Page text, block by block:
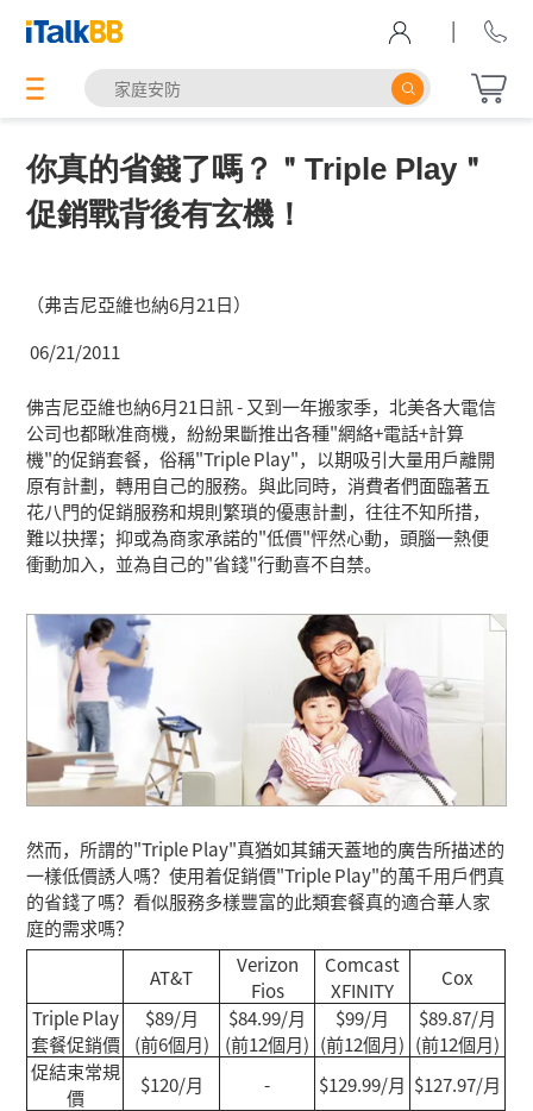
|
你真的省錢了嗎？＂Triple Play＂
促銷戰背後有玄機！
（弗吉尼亞維也納6月21日）
06/21/2011
佛吉尼亞維也納6月21日訊 - 又到一年搬家季，北美各大電信
公司也都瞅准商機，紛紛果斷推出各種"網絡+電話+計算
機"的促銷套餐，俗稱"Triple Play"，以期吸引大量用戶離開
原有計劃，轉用自己的服務。與此同時，消費者們面臨著五
花八門的促銷服務和規則繁瑣的優惠計劃，往往不知所措，
難以抉擇；抑或為商家承諾的"低價"怦然心動，頭腦一熱便
衝動加入，並為自己的"省錢"行動喜不自禁。
然而，所謂的"Triple Play"真猶如其鋪天蓋地的廣告所描述的
一樣低價誘人嗎？使用着促銷價"Triple Play"的萬千用戶們真
的省錢了嗎？看似服務多樣豐富的此類套餐真的適合華人家
庭的需求嗎？
AT&T
Verizon
Fios
Comcast
XFINITY
Cox
Triple Play
套餐促銷價
$89/月
(前6個月)
$84.99/月
(前12個月)
$99/月
(前12個月)
$89.87/月
(前12個月)
促結束常規
價
$120/月 - $129.99/月 $127.97/月